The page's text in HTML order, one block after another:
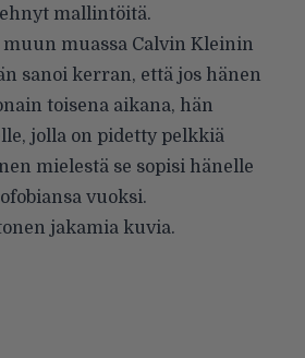
mallintöitä.
muassa Calvin Kleinin
sanoi kerran, että jos hänen
toisena aikana, hän
jolla on pidetty pelkkiä
mielestä se sopisi hänelle
vuoksi.
jakamia kuvia.